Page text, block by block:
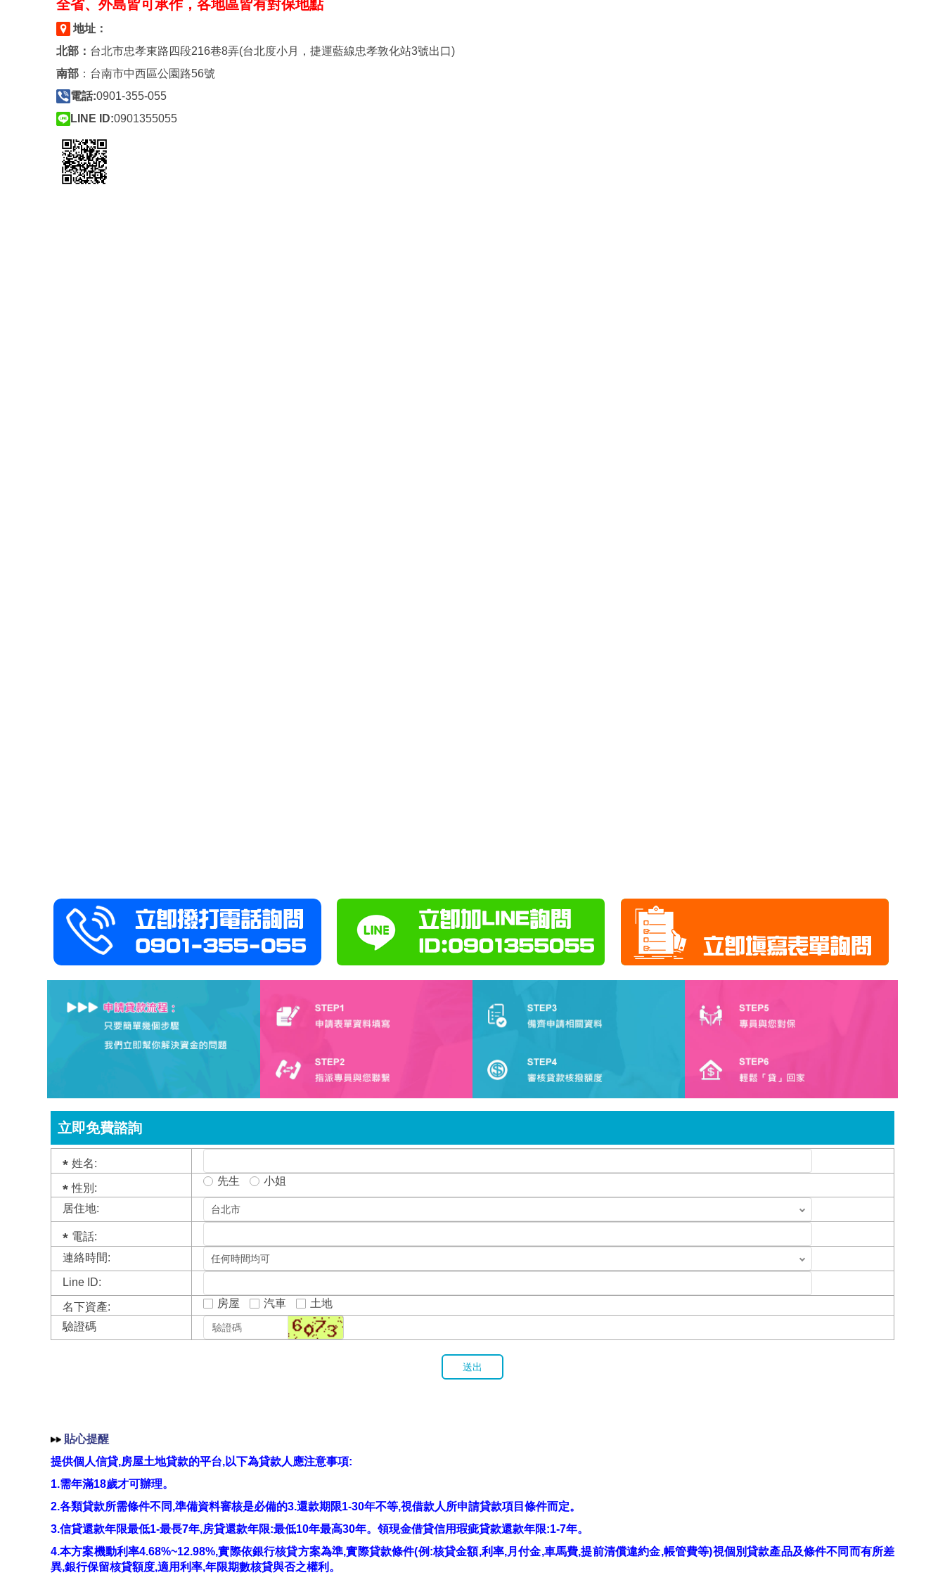
全省、外島皆可承作，各地區皆有對保地點
地址：
北部： 台北市忠孝東路四段216巷8弄(台北度小月，捷運藍線忠孝敦化站3號出口)
南部 ： 台南市中西區公園路56號
電話:0901-355-055
LINE ID:0901355055
立即免費諮詢
姓名:
性別:
先生 小姐
居住地:
電話:
連絡時間:
Line ID:
名下資產: 房屋 汽車
土地
驗證碼
送出
貼心提醒
提供個人信貸,房屋土地貸款的平台,以下為貸款人應注意事項:
1.需年滿18歲才可辦理。
2.各類貸款所需條件不同,準備資料審核是必備的3.還款期限1-30年不等,視借款人所申請貸款項目條件而定。
3.信貸還款年限最低1-最長7年,房貸還款年限:最低10年最高30年。領現金借貸信用瑕疵貸款還款年限:1-7年。
4.本方案機動利率4.68%~12.98%,實際依銀行核貸方案為準,實際貸款條件(例:核貸金額,利率,月付金,車馬費,提前清償違約金,帳管費等)視個別貸款產品及條件不同而有所差
異,銀行保留核貸額度,適用利率,年限期數核貸與否之權利。